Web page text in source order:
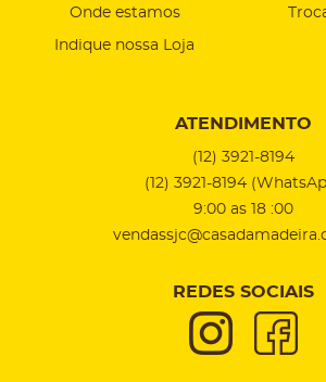
Onde estamos
Indique nossa Loja
ATENDIMENTO
(12) 3921-8194
(12) 3921-8194
9:00 as 18 :00
REDES SOCIAIS